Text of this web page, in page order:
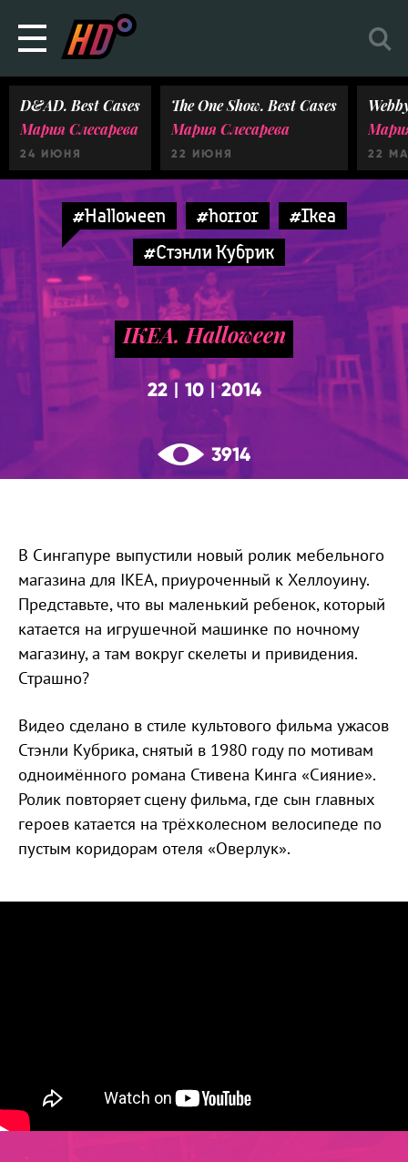
D&AD. Best Cases
Мария Слесарева
24 ИЮНЯ
The One Show. Best Cases
Мария Слесарева
22 ИЮНЯ 22
#Halloween #horror
#Ikea
#Стэнли Кубрик
IKEA. Halloween
22 10 2014
3914
В Сингапуре выпустили новый ролик мебельного
магазина для IKEA, приуроченный к Хеллоуину.
Представьте, что вы маленький ребенок, который
катается на игрушечной машинке по ночному
магазину, а там вокруг скелеты и привидения.
Страшно?
Видео сделано в стиле культового фильма ужасов
Стэнли Кубрика, снятый в 1980 году по мотивам
одноимённого романа Стивена Кинга «Сияние».
Ролик повторяет сцену фильма, где сын главных
героев катается на трёхколесном велосипеде по
пустым коридорам отеля «Оверлук».